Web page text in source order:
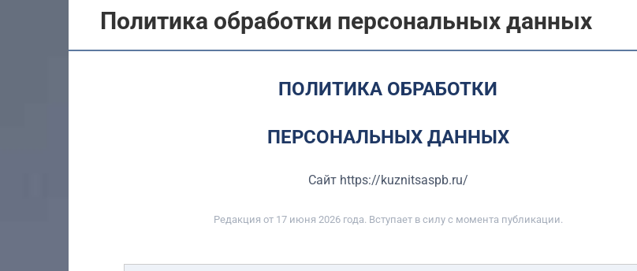
Политика обработки персональных данных
ПОЛИТИКА ОБРАБОТКИ
ПЕРСОНАЛЬНЫХ ДАННЫХ
Сайт https://kuznitsaspb.ru/
Редакция от 17 июня 2026 года. Вступает в силу с момента публикации.